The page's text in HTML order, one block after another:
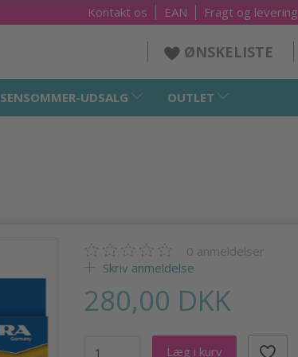
Fragt og levering
EAN
Kontakt os
ØNSKELISTE
SENSOMMER-UDSALG OUTLET
0 anmeldelser
Skriv anmeldelse
280,00 DKK
Læg i kurv